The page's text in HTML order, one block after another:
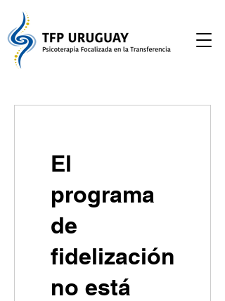
El
programa
de
fidelización
no está